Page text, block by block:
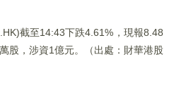
截至14:43下跌4.61%，現報8.48
股，涉資1億元。（出處：財華港股